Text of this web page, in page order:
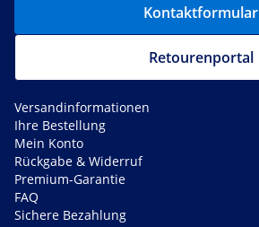
Kontaktformular
Retourenportal
Versandinformationen
Ihre Bestellung
Mein Konto
Rückgabe & Widerruf
Premium-Garantie
FAQ
Sichere Bezahlung